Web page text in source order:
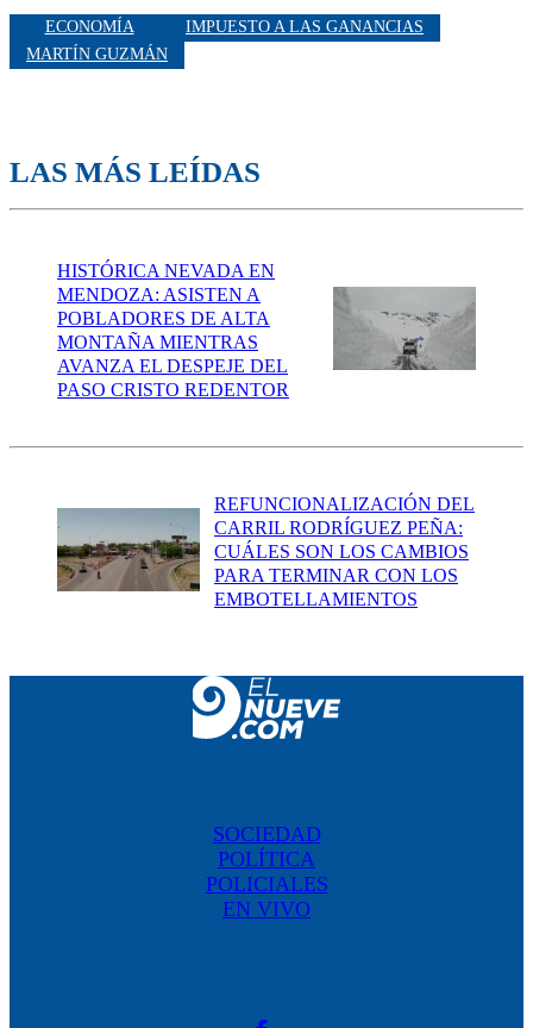
ECONOMÍA
IMPUESTO A LAS GANANCIAS
MARTÍN GUZMÁN
LAS MÁS LEÍDAS
HISTÓRICA NEVADA EN
MENDOZA: ASISTEN A
POBLADORES DE ALTA
MONTAÑA MIENTRAS
AVANZA EL DESPEJE DEL
PASO CRISTO REDENTOR
REFUNCIONALIZACIÓN DEL
CARRIL RODRÍGUEZ PEÑA:
CUÁLES SON LOS CAMBIOS
PARA TERMINAR CON LOS
EMBOTELLAMIENTOS
SOCIEDAD
POLÍTICA
POLICIALES
EN VIVO